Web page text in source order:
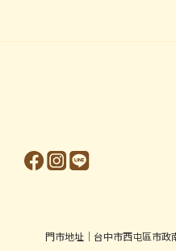
門市地址│台中市西屯區市政